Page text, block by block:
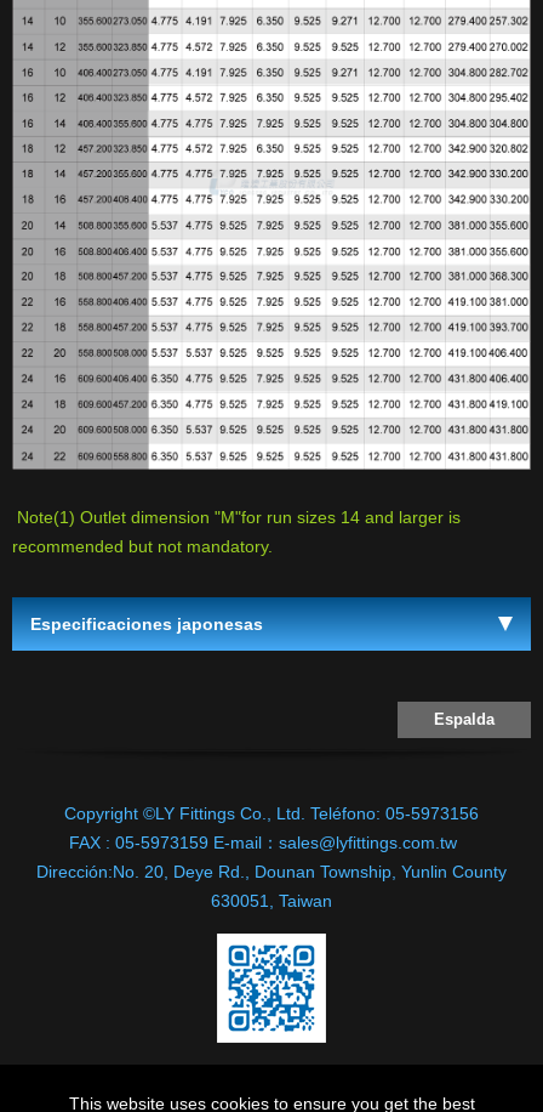
Note(1) Outlet dimension "M"for run sizes 14 and larger is
recommended but not mandatory.
Especificaciones japonesas
Espalda
Copyright ©LY Fittings Co., Ltd. Teléfono: 05-5973156
FAX : 05-5973159 E-mail： sales@lyfittings.com.tw
Dirección:No. 20, Deye Rd., Dounan Township Yunlin County
630051
Taiwan
This website uses cookies to ensure you get the best